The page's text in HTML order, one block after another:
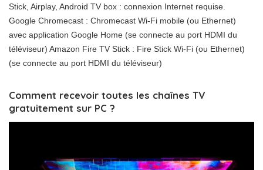
Stick, Airplay, Android TV box : connexion Internet requise.
Google Chromecast : Chromecast Wi-Fi mobile (ou Ethernet)
avec application Google Home (se connecte au port HDMI du
téléviseur) Amazon Fire TV Stick : Fire Stick Wi-Fi (ou Ethernet)
(se connecte au port HDMI du téléviseur)
Comment recevoir toutes les chaînes TV
gratuitement sur PC ?